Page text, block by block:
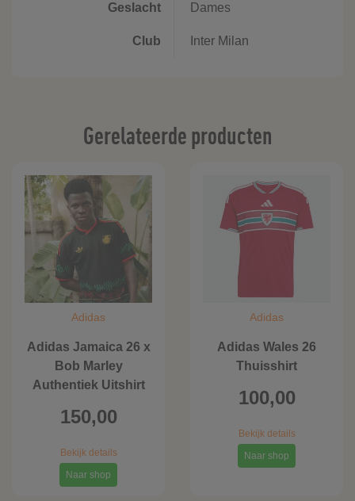
Geslacht Dames
Club Inter Milan
Gerelateerde producten
Adidas
Adidas Jamaica 26 x
Bob Marley
Authentiek Uitshirt
150,00
Bekijk details
Naar shop
Adidas
Adidas Wales 26
Thuisshirt
100,00
Bekijk details
Naar shop